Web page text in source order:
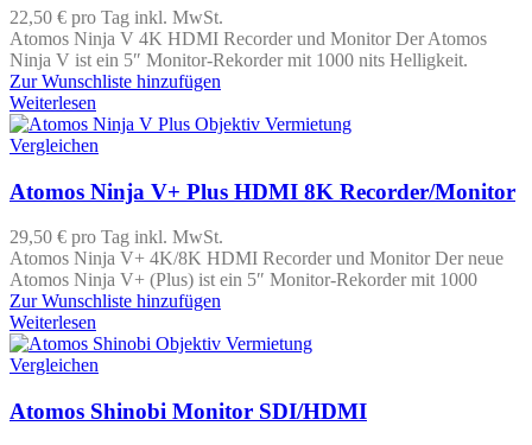
22,50 € pro Tag inkl. MwSt.
Atomos Ninja V 4K HDMI Recorder und Monitor Der Atomos
Ninja V ist ein 5″ Monitor-Rekorder mit 1000 nits Helligkeit.
Zur Wunschliste hinzufügen
Weiterlesen
Vergleichen
Atomos Ninja V+ Plus HDMI 8K Recorder/Monitor
29,50 € pro Tag inkl. MwSt.
Atomos Ninja V+ 4K/8K HDMI Recorder und Monitor Der neue
Atomos Ninja V+ (Plus) ist ein 5″ Monitor-Rekorder mit 1000
Zur Wunschliste hinzufügen
Weiterlesen
Vergleichen
Atomos Shinobi Monitor SDI/HDMI